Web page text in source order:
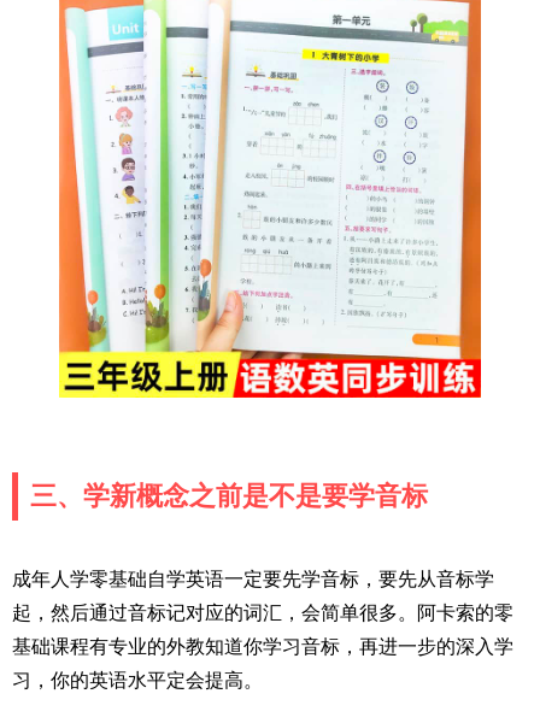
三、学新概念之前是不是要学音标
成年人学零基础自学英语一定要先学音标，要先从音标学
起，然后通过音标记对应的词汇，会简单很多。阿卡索的零
基础课程有专业的外教知道你学习音标，再进一步的深入学
习，你的英语水平定会提高。